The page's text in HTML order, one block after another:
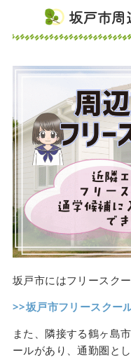
坂戸市周
坂戸市にはフリースク
>>坂戸市フリースクー
また、隣接する鶴ヶ島
ールがあり、通勤圏と